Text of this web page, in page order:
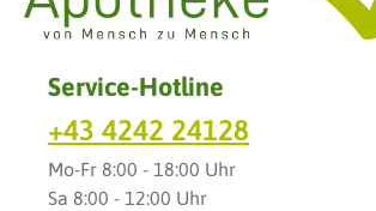
Service-Hotline
+43 4242 24128
Mo-Fr 8:00 - 18:00 Uhr
Sa 8:00 - 12:00 Uhr